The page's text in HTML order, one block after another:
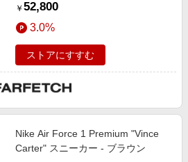
￥ 52,800
3.0%
ストアにすすむ
Nike Air Force 1 Premium "Vince
Carter" スニーカー - ブラウン